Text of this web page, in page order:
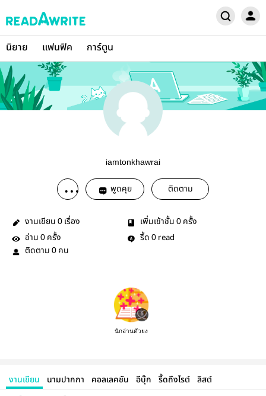
นิยาย แฟนฟิค การ์ตูน
iamtonkhawrai
พูดคุย ติดตาม
งานเขียน 0 เรื่อง เพิ่มเข้าชั้น 0 ครั้ง
อ่าน 0 ครั้ง รี้ด 0 read
ติดตาม 0 คน
นักอ่านตัวยง
งานเขียน นามปากกา คอลเลคชัน อีบุ๊ก รี้ดถึงไรต์ ลิสต์